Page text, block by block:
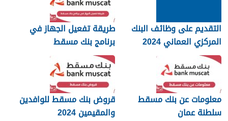
التقديم على وظائف البنك
المركزي العماني 2024
طريقة تفعيل الجهاز في
برنامج بنك مسقط
معلومات عن بنك مسقط
سلطنة عمان
قروض بنك مسقط للوافدين
والمقيمين 2024